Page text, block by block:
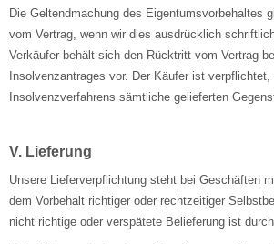
Die Geltendmachung des Eigentumsvorbehaltes
vom Vertrag, wenn wir dies ausdrücklich
Verkäufer behält sich den Rücktritt vom Vertrag
Insolvenzantrages vor. Der Käufer ist
Insolvenzverfahrens sämtliche gelieferten
V. Lieferung
Unsere Lieferverpflichtung steht bei Geschäften
dem Vorbehalt richtiger oder rechtzeitiger
nicht richtige oder verspätete Belieferung ist